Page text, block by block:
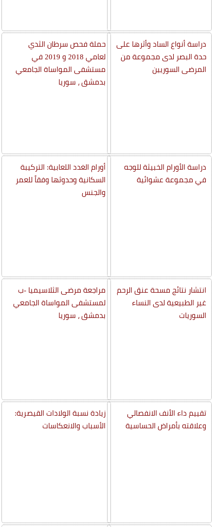
دراسة أنواع الساد وأثرها على
حدة البصر لدى مجموعة من
المرضى السوريين
دراسة الأورام الخبيثة للوجه
في مجموعة عشوائية
انتشار نتائج مسحة عنق الرحم
غير الطبيعية لدى النساء
السوريات
تقييم داء الأنف الانفصالي
وعلاقته بأمراض الحساسية
حملة فحص سرطان الثدي
لعامي 2018 و 2019 في
مستشفى المواساة الجامعي
بدمشق ، سوريا
أورام الغدد اللعابية: التركيبة
السكانية وحدوثها وفقاً للعمر
والجنس
مراجعة مرضى الثلاسيميا -ب
لمستشفى المواساة الجامعي
بدمشق ، سوريا
زيادة نسبة الولادات القيصرية:
الأسباب والانعكاسات